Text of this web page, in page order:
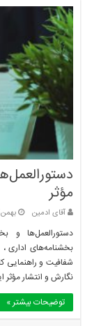
مؤثر
آقای ادمین بهمن/۱۹ /
دستورالعمل‌ها و
بخشنامه‌های اداری
شفافیت و راهنمایی
نگارش و انتشار مؤثر
توضیحات بیشتر »